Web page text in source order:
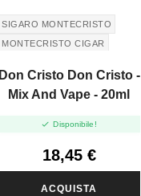
SIGARO MONTECRISTO
MONTECRISTO CIGAR
Don Cristo Don Cristo -
Mix And Vape - 20ml
 Disponibile!
18,45 €
ACQUISTA